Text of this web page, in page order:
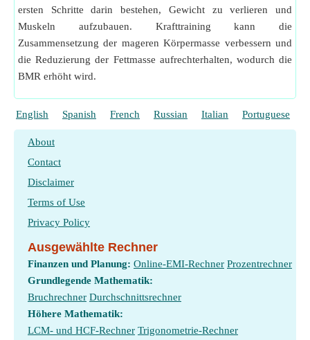
ersten Schritte darin bestehen, Gewicht zu verlieren und
Muskeln aufzubauen. Krafttraining kann die
Zusammensetzung der mageren Körpermasse verbessern und
die Reduzierung der Fettmasse aufrechterhalten, wodurch die
BMR erhöht wird.
English Spanish French Russian Italian Portuguese
About
Contact
Disclaimer
Terms of Use
Privacy Policy
Ausgewählte Rechner
Finanzen und Planung: Online-EMI-Rechner Prozentrechner
Grundlegende Mathematik:
Bruchrechner Durchschnittsrechner
Höhere Mathematik:
LCM- und HCF-Rechner Trigonometrie-Rechner